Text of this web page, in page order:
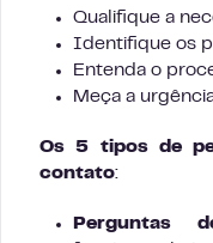
Qualifique a
Identifique os
Entenda o
Meça a
Os 5 tipos de
contato:
Perguntas